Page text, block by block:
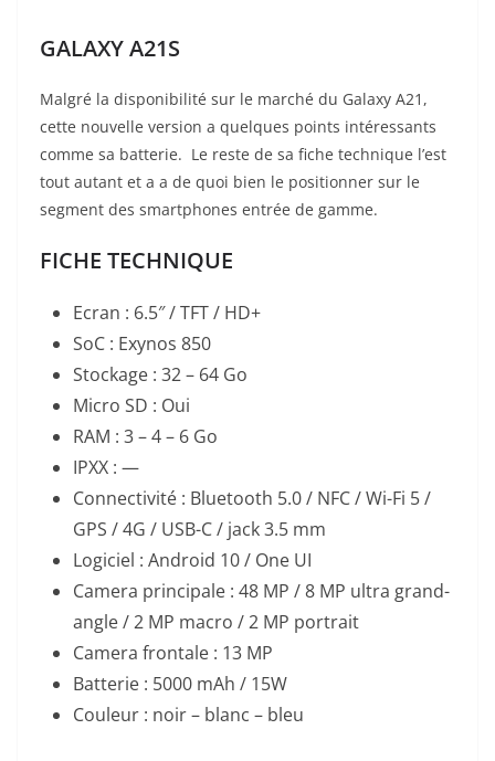
GALAXY A21S
Malgré la disponibilité sur le marché du Galaxy A21,
cette nouvelle version a quelques points intéressants
comme sa batterie. Le reste de sa fiche technique l’est
tout autant et a a de quoi bien le positionner sur le
segment des smartphones entrée de gamme.
FICHE TECHNIQUE
Ecran : 6.5″ / TFT / HD+
SoC : Exynos 850
Stockage : 32 – 64 Go
Micro SD : Oui
RAM : 3 – 4 – 6 Go
IPXX : —
Connectivité : Bluetooth 5.0 / NFC / Wi-Fi 5 /
GPS / 4G / USB-C / jack 3.5 mm
Logiciel : Android 10 / One UI
Camera principale : 48 MP / 8 MP ultra grand-
angle / 2 MP macro / 2 MP portrait
Camera frontale : 13 MP
Batterie : 5000 mAh / 15W
Couleur : noir – blanc – bleu